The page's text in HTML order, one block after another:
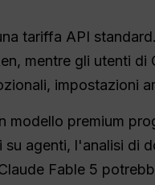
tariffa API
mentre gli utenti di
impostazioni
modello premium
agenti, l'analisi di
Fable 5